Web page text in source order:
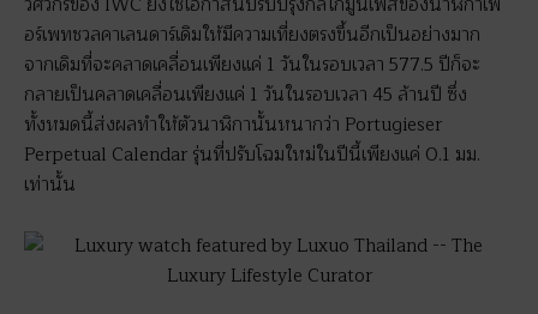
อร์เพทชวลคาเลนดาร์เดิมให้มีความเที่ยงตรงขึ้นอีกเป็นอย่างมาก
จากเดิมที่จะคลาดเคลื่อนเพียงแค่ 1 วันในรอบเวลา 577.5 ปีก็จะ
กลายเป็นคลาดเคลื่อนเพียงแค่ 1 วันในรอบเวลา 45 ล้านปี ซึ่ง
ทั้งหมดนี้ส่งผลทำให้ตัวนาฬิกานั้นหนากว่า Portugieser
Perpetual Calendar รุ่นที่ปรับโฉมใหม่ในปีนี้เพียงแค่ 0.1 มม.
เท่านั้น